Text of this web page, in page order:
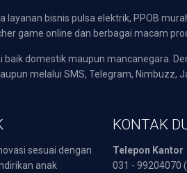
bisnis pulsa elektrik, PPOB
game online dan berbagai macam
domestik maupun mancanegara.
melalui SMS, Telegram, Nimbuzz,
sesuai dengan
anak
KONTAK
Telepon Kantor
031 - 99204070